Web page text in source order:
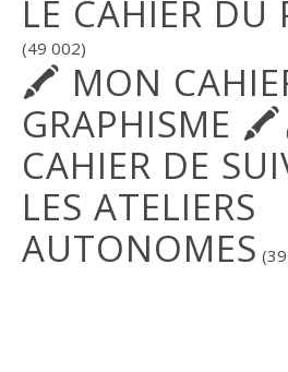
LE CAHIER DU
(49 002)
🖍 MON
GRAPHISME 🖍
CAHIER DE
LES ATELIERS
AUTONOMES